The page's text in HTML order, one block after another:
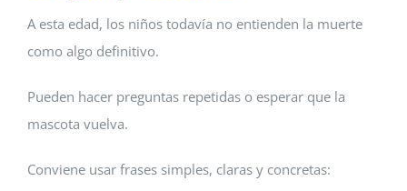
A esta edad, los niños todavía no entienden la muerte
como algo definitivo.
Pueden hacer preguntas repetidas o esperar que la
mascota vuelva.
Conviene usar frases simples, claras y concretas: